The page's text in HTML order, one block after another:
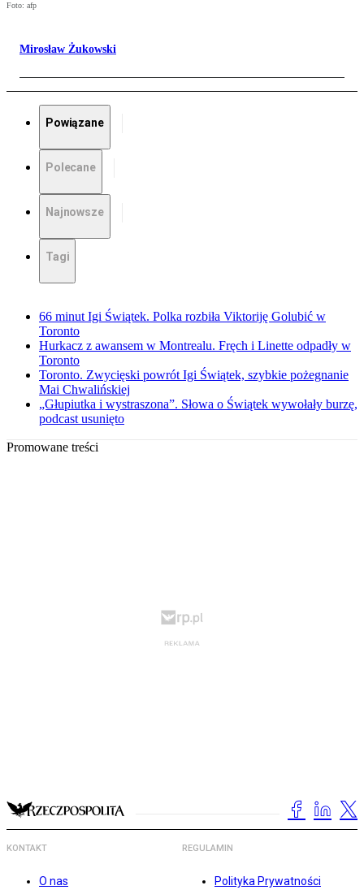
Foto: afp
Mirosław Żukowski
Powiązane
Polecane
Najnowsze
Tagi
66 minut Igi Świątek. Polka rozbiła Viktoriję Golubić w
Toronto
Hurkacz z awansem w Montrealu. Fręch i Linette odpadły w
Toronto
Toronto. Zwycięski powrót Igi Świątek, szybkie pożegnanie
Mai Chwalińskiej
„Głupiutka i wystraszona”. Słowa o Świątek wywołały burzę,
podcast usunięto
Promowane treści
KONTAKT
O nas
REGULAMIN
Polityka Prywatności